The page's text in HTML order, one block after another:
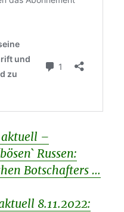
aktuell –
Russen:
Botschafters …
8.11.2022: